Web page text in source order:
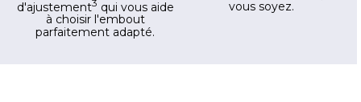
d'ajustement3 qui vous aide
à choisir l'embout
parfaitement adapté.
vous soyez.